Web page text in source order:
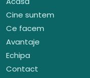
Cine suntem
Ce facem
Avantaje
Echipa
Contact